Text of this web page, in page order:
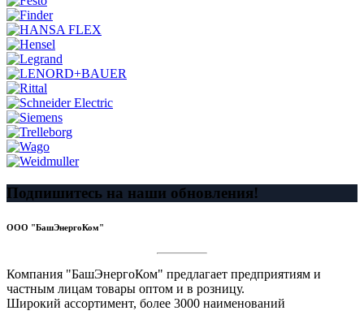
Подпишитесь на наши обновления!
ООО "БашЭнергоКом"
Компания "БашЭнергоКом" предлагает предприятиям и
частным лицам товары оптом и в розницу.
Широкий ассортимент, более 3000 наименований